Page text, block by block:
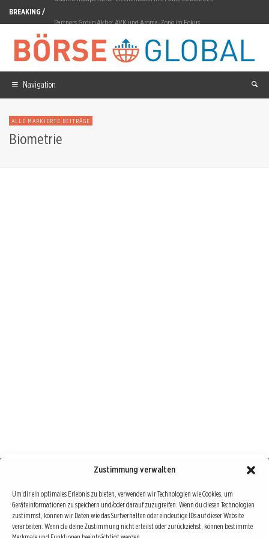
Zustimmung verwalten
Um dir ein optimales Erlebnis zu bieten, verwenden wir Technologien wie Cookies, um
Geräteinformationen zu speichern und/oder darauf zuzugreifen. Wenn du diesen Technologien
zustimmst, können wir Daten wie das Surfverhalten oder eindeutige IDs auf dieser Website
verarbeiten. Wenn du deine Zustimmung nicht erteilst oder zurückziehst, können bestimmte
BREAKING /
Partners Group Aktie: AVK und Aroma-Zone im Fokus
BYD Aktie: 179.841 Auslandsverkäufe im Juli
SpaceX Aktie: 35 Prozent Leerverkäufe trotz 22% Wochengewinn
Renk Group Aktie: EBIT-Marge auf 15,4 Prozent gestiegen
Gold: 4.401 Dollar nach 23.000-Job-Minus
Navigation
ALLE MARKIERTE BEITRÄGE
Biometrie
Börse : lokal, international, global
Erfolgreiche Börsengeschäfte bedingen vor allem drei Dinge: Verlässliche Informationen,
richtige Interpretationen und unabhängige Informationsquellen. Diese drei Bausteine sind